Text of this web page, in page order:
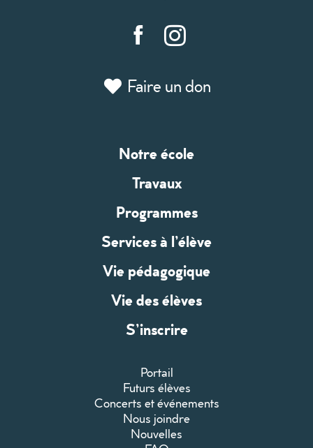
Faire un don
Notre école
Travaux
Programmes
Services à l’élève
Vie pédagogique
Vie des élèves
S’inscrire
Portail
Futurs élèves
Concerts et événements
Nous joindre
Nouvelles